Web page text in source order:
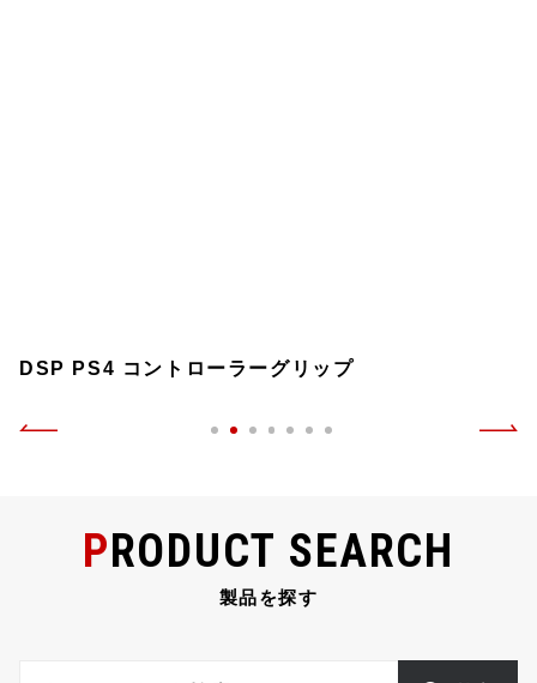
DSP PS4 コントローラーグリップ
PRODUCT SEARCH
製品を探す